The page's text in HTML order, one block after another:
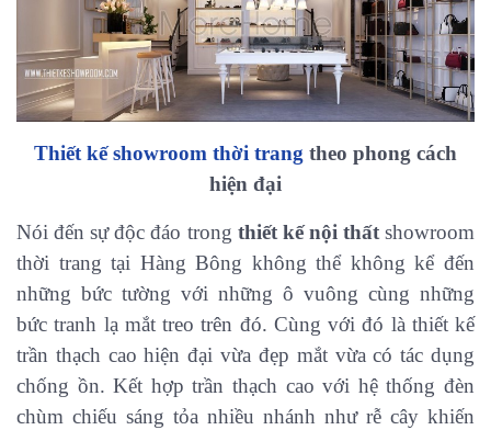
Thiết kế showroom thời trang theo phong cách
hiện đại
Nói đến sự độc đáo trong thiết kế nội thấtshowroom
thời trang tại Hàng Bông không thể không kể đến
những bức tường với những ô vuông cùng những
bức tranh lạ mắt treo trên đó. Cùng với đó là thiết kế
trần thạch cao hiện đại vừa đẹp mắt vừa có tác dụng
chống ồn. Kết hợp trần thạch cao với hệ thống đèn
chùm chiếu sáng tỏa nhiều nhánh như rễ cây khiến